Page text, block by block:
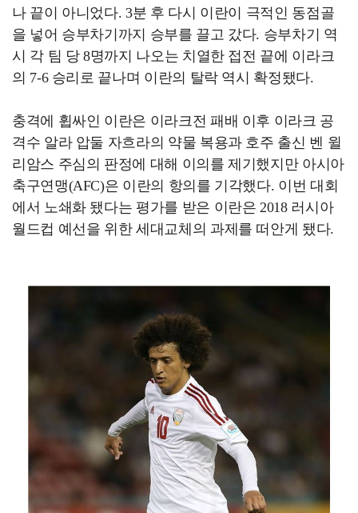
나 끝이 아니었다. 3분 후 다시 이란이 극적인 동점골
을 넣어 승부차기까지 승부를 끌고 갔다. 승부차기 역
시 각 팀 당 8명까지 나오는 치열한 접전 끝에 이라크
의 7-6 승리로 끝나며 이란의 탈락 역시 확정됐다.
충격에 휩싸인 이란은 이라크전 패배 이후 이라크 공
격수 알라 압둘 자흐라의 약물 복용과 호주 출신 벤 윌
리암스 주심의 판정에 대해 이의를 제기했지만 아시아
축구연맹(AFC)은 이란의 항의를 기각했다. 이번 대회
에서 노쇄화 됐다는 평가를 받은 이란은 2018 러시아
월드컵 예선을 위한 세대교체의 과제를 떠안게 됐다.